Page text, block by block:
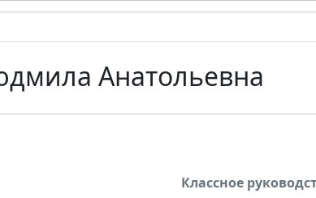
Анатольевна
Классное